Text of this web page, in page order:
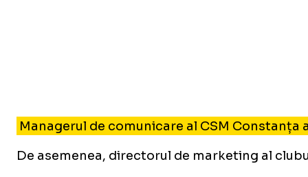
Managerul de comunicare al CSM Constanța
De asemenea, directorul de marketing al